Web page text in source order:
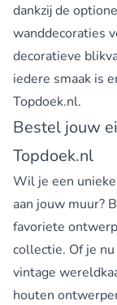
dankzij de
wanddecoraties
decoratieve
iedere smaak is
Topdoek.nl.
Bestel jouw
Topdoek.nl
Wil je een
aan jouw muur?
favoriete
collectie. Of je
vintage
houten